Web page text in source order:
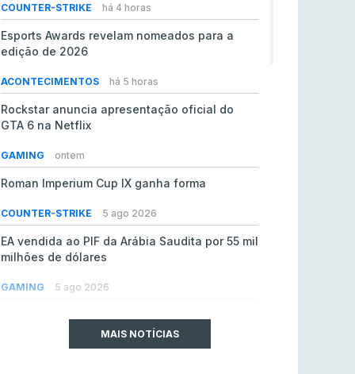
COUNTER-STRIKE há 4 horas
Esports Awards revelam nomeados para a
edição de 2026
ACONTECIMENTOS há 5 horas
Rockstar anuncia apresentação oficial do
GTA 6 na Netflix
GAMING ontem
Roman Imperium Cup IX ganha forma
COUNTER-STRIKE 5 ago 2026
EA vendida ao PIF da Arábia Saudita por 55 mil
milhões de dólares
GAMING 5 ago 2026
MAIS NOTÍCIAS